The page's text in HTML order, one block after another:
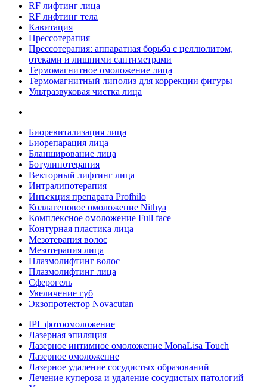
RF лифтинг лица
RF лифтинг тела
Кавитация
Прессотерапия
Прессотерапия: аппаратная борьба с целлюлитом,
отеками и лишними сантиметрами
Термомагнитное омоложение лица
Термомагнитный липолиз для коррекции фигуры
Ультразвуковая чистка лица
Биоревитализация лица
Биорепарация лица
Бланширование лица
Ботулинотерапия
Векторный лифтинг лица
Интралипотерапия
Инъекция препарата Profhilo
Коллагеновое омоложение Nithya
Комплексное омоложение Full face
Контурная пластика лица
Мезотерапия волос
Мезотерапия лица
Плазмолифтинг волос
Плазмолифтинг лица
Сферогель
Увеличение губ
Экзопротектор Novacutan
IPL фотоомоложение
Лазерная эпиляция
Лазерное интимное омоложение MonaLisa Touch
Лазерное омоложение
Лазерное удаление сосудистых образований
Лечение купероза и удаление сосудистых патологий